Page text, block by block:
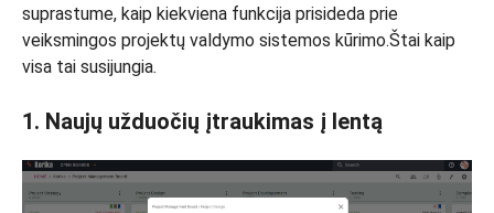
suprastume, kaip kiekviena funkcija prisideda prie
veiksmingos projektų valdymo sistemos kūrimo.Štai kaip
visa tai susijungia.
1. Naujų užduočių įtraukimas į lentą